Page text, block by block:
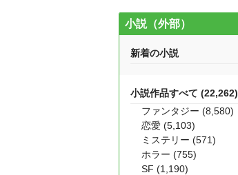
小説（外部）
新着の小説
小説作品すべて (22,262)
ファンタジー (8,580)
恋愛 (5,103)
ミステリー (571)
ホラー (755)
SF (1,190)